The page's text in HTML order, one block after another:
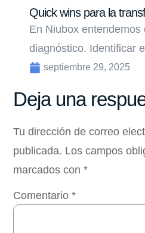
Quick wins para la
En Niubox
diagnóstico. Identificar
septiembre 29, 2025
Deja una
Tu dirección de correo
publicada. Los campos
marcados con*
Comentario*